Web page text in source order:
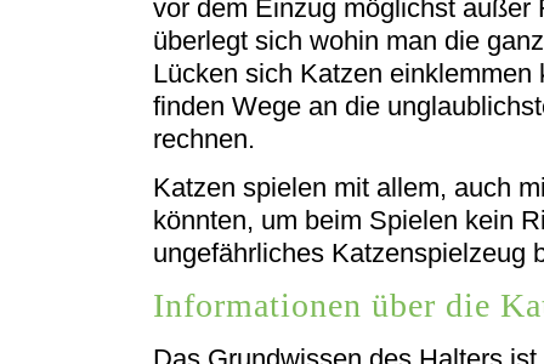
vor dem Einzug möglichst
überlegt sich wohin man die
Lücken sich Katzen
finden Wege an die
rechnen.
Katzen spielen mit allem, auch
könnten, um beim Spielen kein
ungefährliches Katzenspielzeug
Informationen über die
Das Grundwissen des Halters